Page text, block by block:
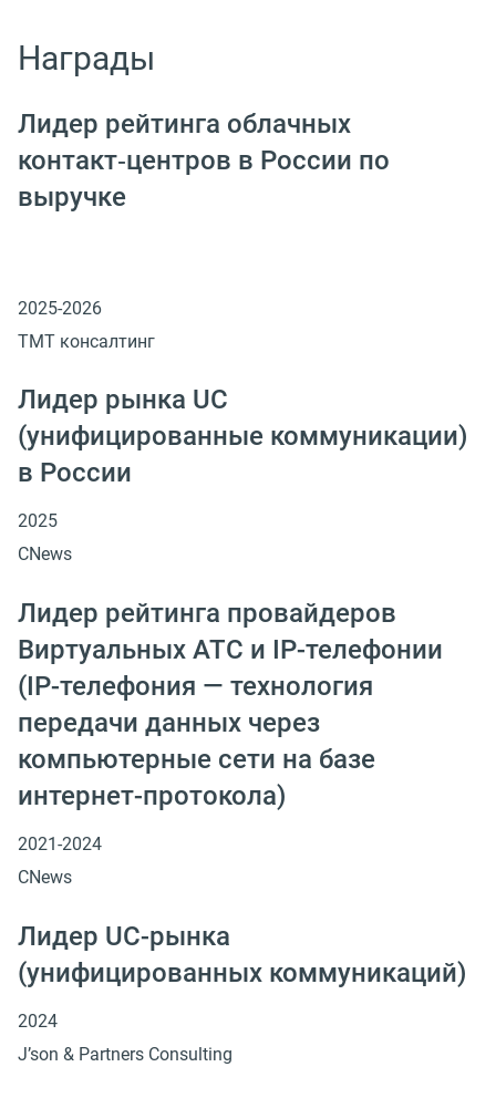
Награды
Лидер рейтинга облачных
контакт‑центров в России по
выручке
2025-2026
ТМТ консалтинг
Лидер рынка UC
(унифицированные коммуникации)
в России
2025
CNews
Лидер рейтинга провайдеров
Виртуальных АТС и IP-телефонии
(IP-телефония — технология
передачи данных через
компьютерные сети на базе
интернет-протокола)
2021-2024
CNews
Лидер UC-рынка
(унифицированных коммуникаций)
2024
J’son & Partners Consulting